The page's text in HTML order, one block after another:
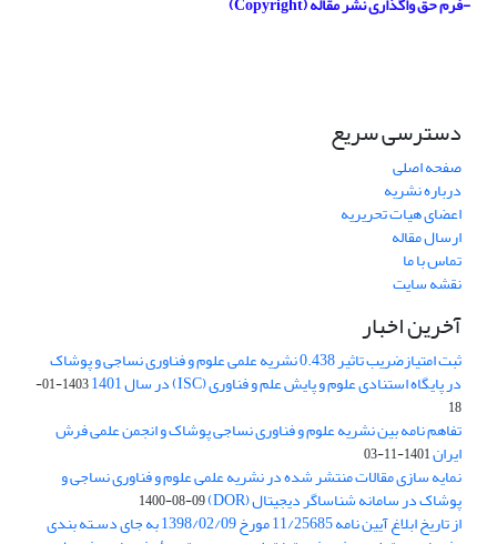
دسترسی سریع
صفحه اصلی
درباره نشریه
اعضای هیات تحریریه
ارسال مقاله
تماس با ما
نقشه سایت
آخرین اخبار
ثبت امتیازضریب تاثیر 0.438 نشریه علمی علوم و فناوری نساجی و پوشاک
در پایگاه استنادی علوم و پایش علم و فناوری (ISC) در سال 1401
1403-01-
18
تفاهم نامه بین نشریه علوم و فناوری نساجی پوشاک و انجمن علمی فرش
ایران1401-11-03
نمایه سازی مقالات منتشر شده در نشریه علمی علوم و فناوری نساجی و
پوشاک در سامانه شناساگر دیجیتال (DOR) 1400-08-09
از تاریخ ابلاغ آیین نامه 11/25685 مورخ 1398/02/09 به جای دسـته بندی